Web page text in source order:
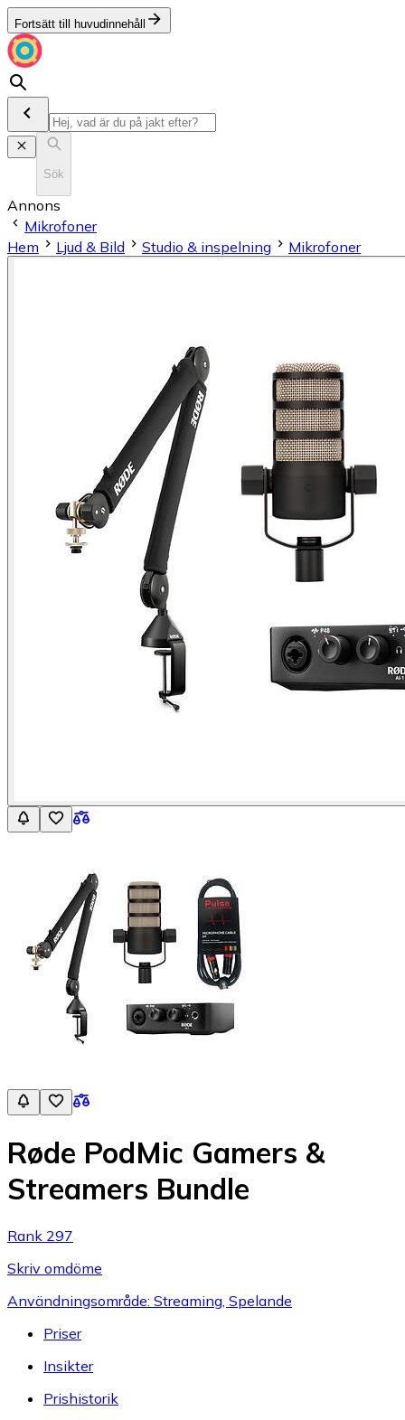
Fortsätt till huvudinnehåll
Sök
Annons
Mikrofoner
Hem
Ljud & Bild Studio & inspelning Mikrofoner
Røde PodMic Gamers &
Streamers Bundle
Rank 297
Skriv omdöme
Användningsområde: Streaming, Spelande
Priser
Insikter
Prishistorik